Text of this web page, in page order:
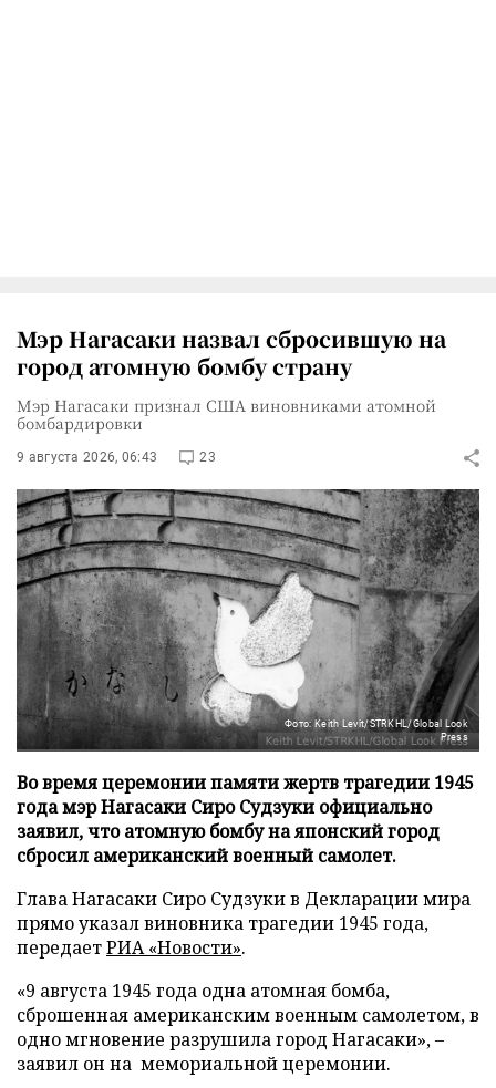
Мэр Нагасаки назвал сбросившую на
город атомную бомбу страну
Мэр Нагасаки признал США виновниками атомной
бомбардировки
9 августа 2026, 06:43 23
Фото: Keith Levit/STRKHL/Global Look
Press
Во время церемонии памяти жертв трагедии 1945
года мэр Нагасаки Сиро Судзуки официально
заявил, что атомную бомбу на японский город
сбросил американский военный самолет.
Глава Нагасаки Сиро Судзуки в Декларации мира
прямо указал виновника трагедии 1945 года,
передаетРИА «Новости».
«9 августа 1945 года одна атомная бомба,
сброшенная американским военным самолетом, в
одно мгновение разрушила город Нагасаки», –
заявил он на мемориальной церемонии.